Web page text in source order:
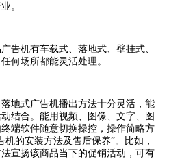
。
告机有车载式、落地式、壁挂式、
何场所都能灵活处理。
地式广告机播出方法十分灵活，能
结合。能用视频、图像、文字、图
端软件随意切换操控， 操作简略方
的安装方法及售后保养”。比如，
宣扬该商品当下的促销活动，可有